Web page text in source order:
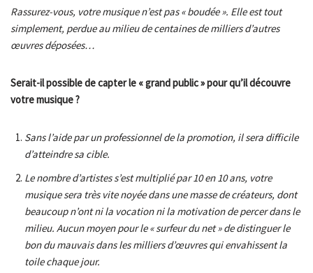
Rassurez-vous, votre musique n’est pas « boudée ». Elle est tout
simplement, perdue au milieu de centaines de milliers d’autres
œuvres déposées…
Serait-il possible de capter le « grand public » pour qu’il découvre
votre musique ?
Sans l’aide par un professionnel de la promotion, il sera difficile
d’atteindre sa cible.
Le nombre d’artistes s’est multiplié par 10 en 10 ans, votre
musique sera très vite noyée dans une masse de créateurs, dont
beaucoup n’ont ni la vocation ni la motivation de percer dans le
milieu. Aucun moyen pour le « surfeur du net » de distinguer le
bon du mauvais dans les milliers d’œuvres qui envahissent la
toile chaque jour.